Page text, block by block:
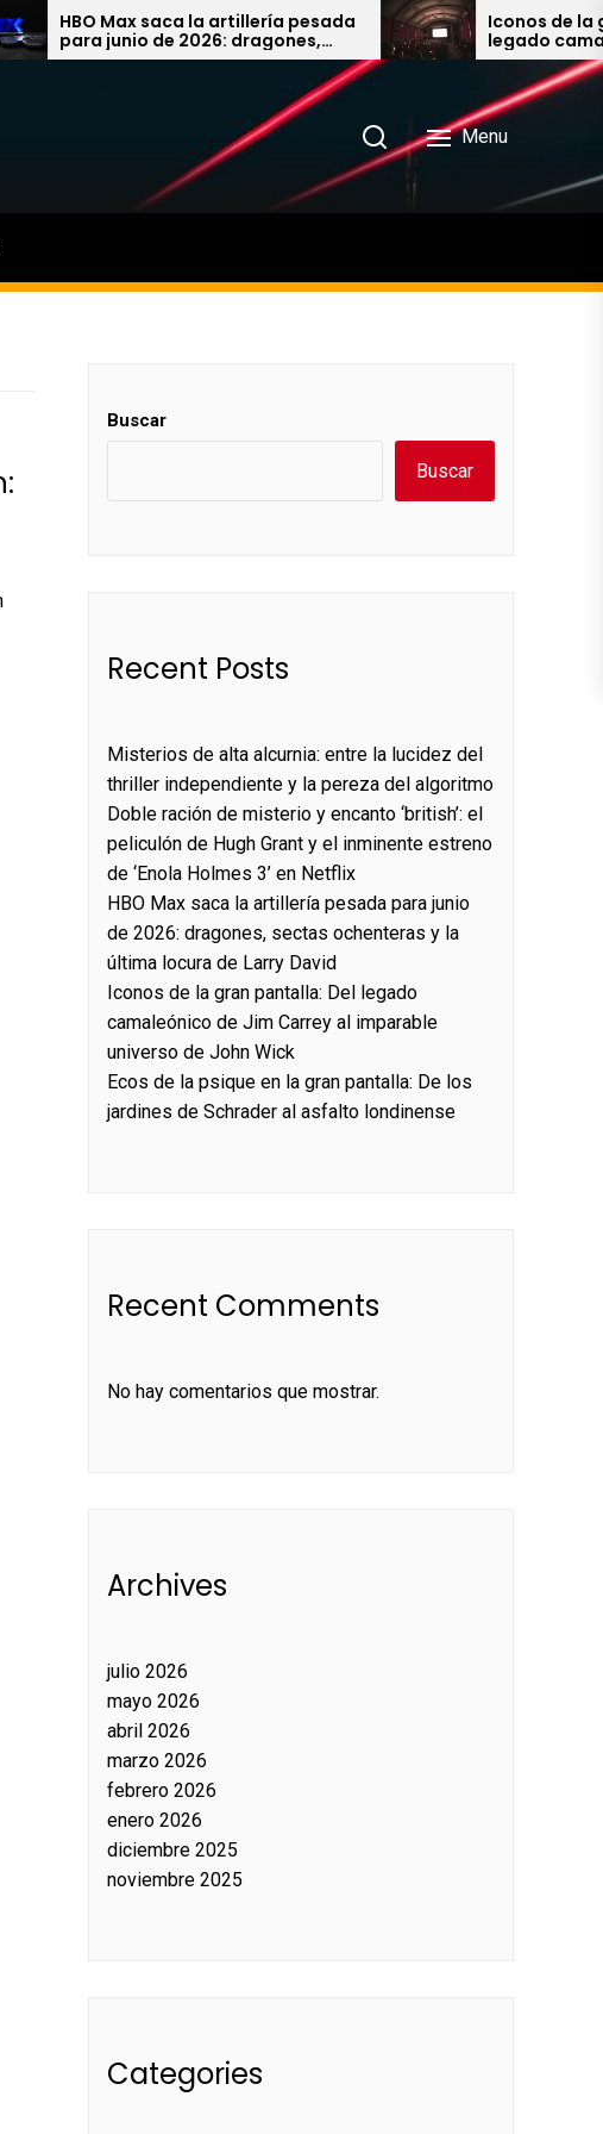
Max saca la artillería pesada
junio de 2026: dragones,
ochenteras y la última
Iconos de la gran
legado
Carrey al imparable
Menu
Buscar
Buscar
Recent Posts
Misterios de alta alcurnia: entre la lucidez del
thriller independiente y la pereza del algoritmo
Doble ración de misterio y encanto ‘british’: el
peliculón de Hugh Grant y el inminente estreno
de ‘Enola Holmes 3’ en Netflix
HBO Max saca la artillería pesada para junio
de 2026: dragones, sectas ochenteras y la
última locura de Larry David
Iconos de la gran pantalla: Del legado
camaleónico de Jim Carrey al imparable
universo de John Wick
Ecos de la psique en la gran pantalla: De los
jardines de Schrader al asfalto londinense
Recent Comments
No hay comentarios que mostrar.
Archives
julio 2026
mayo 2026
abril 2026
marzo 2026
febrero 2026
enero 2026
diciembre 2025
noviembre 2025
Categories